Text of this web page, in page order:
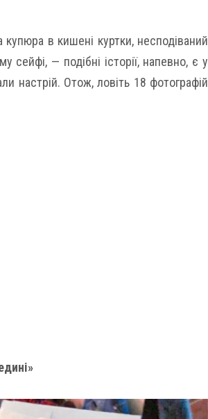
в кишені куртки, несподіваний
сейфі, — подібні історії, напевно, є у
настрій. Отож, ловіть 18 фотографій